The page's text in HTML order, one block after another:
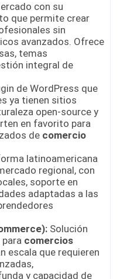
con su
que permite crear
sin
avanzados. Ofrece
temas
integral de
de WordPress que
ya tienen sitios
open-source y
en favorito para
de comercio
latinoamericana
regional, con
soporte en
adaptadas a las
Solución
comercios
escala que requieren
y capacidad de